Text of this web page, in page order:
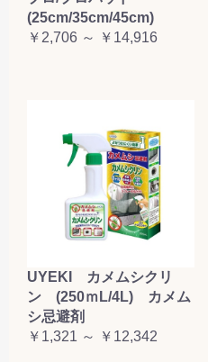
(25cm/35cm/45cm)
￥2,706 ～ ￥14,916
UYEKI カメムシクリ
ン (250ｍL/4L) カメム
シ忌避剤
￥1,321 ～ ￥12,342